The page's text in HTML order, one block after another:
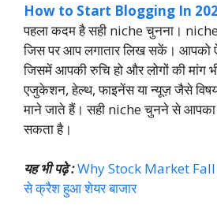
How to Start Blogging In
पहला कदम है सही niche चुनना।
जिस पर आप लगातार लिख सकें। आपको
जिसमें आपकी रुचि हो और लोगों की मांग
एजुकेशन, हेल्थ, फाइनेंस या न्यूज़ जैसे
माने जाते हैं। सही niche चुनने से आपका
सकता है।
यह भी पढ़े :Why Stock Market Fall
से क्रैश हुआ शेयर बाजार